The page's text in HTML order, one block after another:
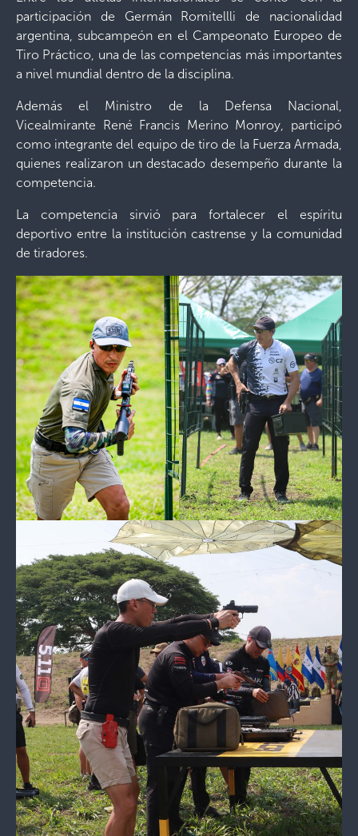
participación de Germán Romitellli de nacionalidad
argentina, subcampeón en el Campeonato Europeo de
Tiro Práctico, una de las competencias más importantes
a nivel mundial dentro de la disciplina.
Además el Ministro de la Defensa Nacional,
Vicealmirante René Francis Merino Monroy, participó
como integrante del equipo de tiro de la Fuerza Armada,
quienes realizaron un destacado desempeño durante la
competencia.
La competencia sirvió para fortalecer el espíritu
deportivo entre la institución castrense y la comunidad
de tiradores.